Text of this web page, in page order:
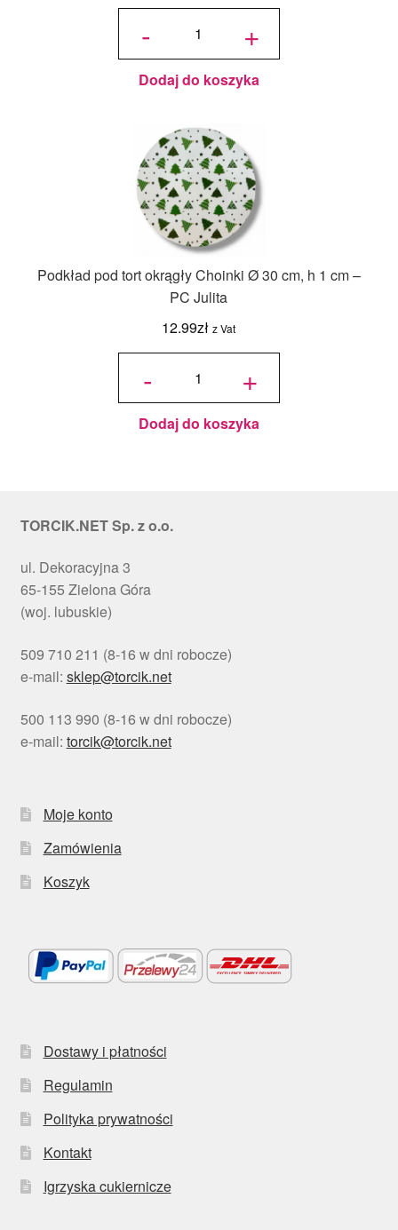
-
ilość Karton
36x36x45/30
cm Biały - 1
szt. +
Dodaj do koszyka
Podkład pod tort okrągły Choinki Ø 30 cm, h 1 cm –
PC Julita
12.99zł z Vat
-
ilość
okrągły
Choinki
Ø 30
cm, h 1
cm - PC
+
Dodaj do koszyka
TORCIK.NET Sp. z o.o.
ul. Dekoracyjna 3
65-155 Zielona Góra
(woj. lubuskie)
509 710 211 (8-16 w dni robocze)
e-mail: sklep@torcik.net
500 113 990 (8-16 w dni robocze)
e-mail: torcik@torcik.net
Moje konto
Zamówienia
Koszyk
Dostawy i płatności
Regulamin
Polityka prywatności
Kontakt
Igrzyska cukiernicze